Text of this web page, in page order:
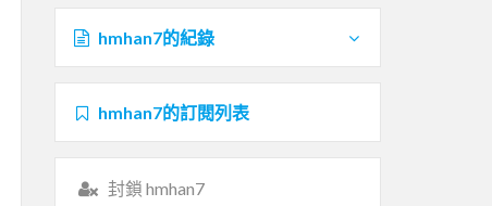
hmhan7的紀錄
hmhan7的訂閱列表
封鎖 hmhan7